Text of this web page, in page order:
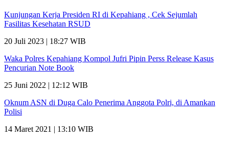
Kunjungan Kerja Presiden RI di Kepahiang , Cek Sejumlah
Fasilitas Kesehatan RSUD
20 Juli 2023 | 18:27 WIB
Waka Polres Kepahiang Kompol Jufri Pipin Perss Release Kasus
Pencurian Note Book
25 Juni 2022 | 12:12 WIB
Oknum ASN di Duga Calo Penerima Anggota Polri, di Amankan
Polisi
14 Maret 2021 | 13:10 WIB